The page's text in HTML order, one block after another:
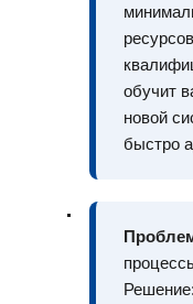
обучит
новой
быстро